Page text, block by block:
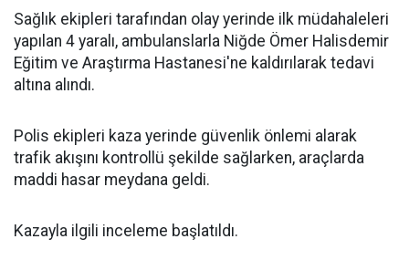
Sağlık ekipleri tarafından olay yerinde ilk müdahaleleri
yapılan 4 yaralı, ambulanslarla Niğde Ömer Halisdemir
Eğitim ve Araştırma Hastanesi'ne kaldırılarak tedavi
altına alındı.
Polis ekipleri kaza yerinde güvenlik önlemi alarak
trafik akışını kontrollü şekilde sağlarken, araçlarda
maddi hasar meydana geldi.
Kazayla ilgili inceleme başlatıldı.